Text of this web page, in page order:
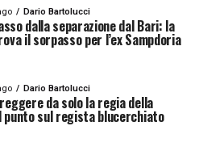
– fra cui rientra di fatto
dato l’apporto
cui poteva disporre
– Zapata si è
sempre a segno
2 assist
Dario Bartolucci
dalla separazione dal Bari: la
il sorpasso per l’ex Sampdoria
Dario Bartolucci
da solo la regia della
punto sul regista blucerchiato